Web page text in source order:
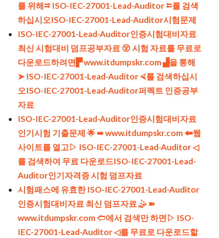
를 위해⮆ ISO-IEC-27001-Lead-Auditor ⮄를 검색
하십시오ISO-IEC-27001-Lead-Auditor시험문제
ISO-IEC-27001-Lead-Auditor인증시험대비자료
최신 시험대비 덤프공부자료 😵 시험 자료를 무료로
다운로드하려면▛ www.itdumpskr.com ▟을 통해
➤ ISO-IEC-27001-Lead-Auditor ⮘를 검색하십시
오ISO-IEC-27001-Lead-Auditor퍼펙트 인증공부
자료
ISO-IEC-27001-Lead-Auditor인증시험대비자료
인기시험 기출문제 🌟 ➠ www.itdumpskr.com 🠰웹
사이트를 열고▷ ISO-IEC-27001-Lead-Auditor ◁
를 검색하여 무료 다운로드ISO-IEC-27001-Lead-
Auditor인기자격증 시험 덤프자료
시험패스에 유효한 ISO-IEC-27001-Lead-Auditor
인증시험대비자료 최신 덤프자료 🤹 ➽
www.itdumpskr.com 🢪에서 검색만 하면▷ ISO-
IEC-27001-Lead-Auditor ◁를 무료로 다운로드할